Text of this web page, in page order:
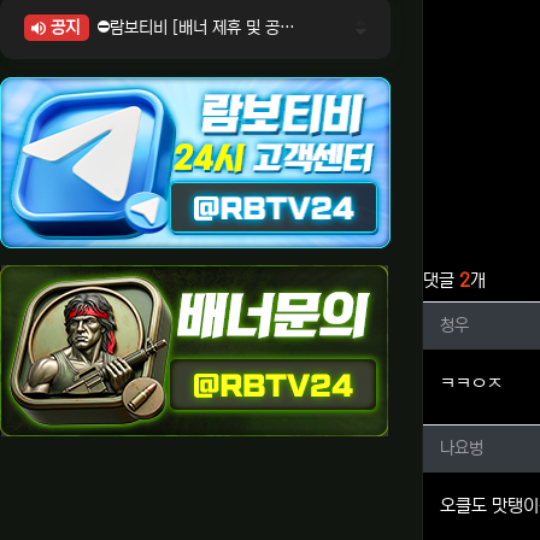
댓글 2개
청우님의
청우
ㅋㅋㅇㅈ
나요벙
나요벙
오클도 맛탱
공지
⛔람보티비 [배너 제휴 및 공식 입점 문의 안내]
⛔람보티비 [정회원 등급UP! 안내사항]
⛔람보티비 [채팅방 이용시 주의사항]
⛔람보티비 [공식보증업체 안내]